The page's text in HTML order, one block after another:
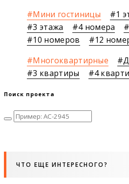
Мини гостиницы
1
3 этажа
4 номера
10 номеров
12
Многоквартирные
3 квартиры
4
Поиск проекта
ЧТО ЕЩЕ ИНТЕРЕСНОГО?